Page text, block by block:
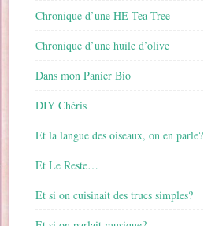
Chronique d’une HE Tea Tree
Chronique d’une huile d’olive
Dans mon Panier Bio
DIY Chéris
Et la langue des oiseaux, on en parle?
Et Le Reste…
Et si on cuisinait des trucs simples?